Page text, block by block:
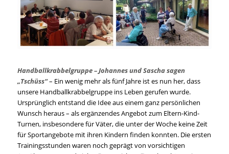
Handballkrabbelgruppe – Johannes und Sascha sagen
„Tschüss“– Ein wenig mehr als fünf Jahre ist es nun her, dass
unsere Handballkrabbelgruppe ins Leben gerufen wurde.
Ursprünglich entstand die Idee aus einem ganz persönlichen
Wunsch heraus – als ergänzendes Angebot zum Eltern-Kind-
Turnen, insbesondere für Väter, die unter der Woche keine Zeit
für Sportangebote mit ihren Kindern finden konnten. Die ersten
Trainingsstunden waren noch geprägt von vorsichtigen